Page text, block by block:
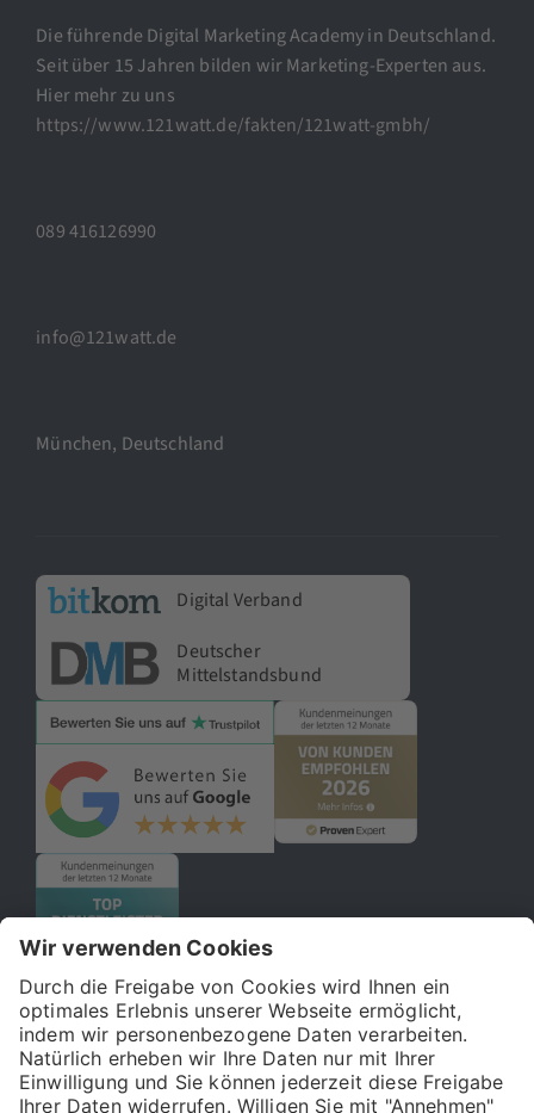
Die führende Digital Marketing Academy in Deutschland.
Seit über 15 Jahren bilden wir Marketing-Experten aus.
Hier mehr zu uns
https://www.121watt.de/fakten/121watt-gmbh/
089 416126990
info@121watt.de
München, Deutschland
Digital Verband
Deutscher
Mittelstandsbund